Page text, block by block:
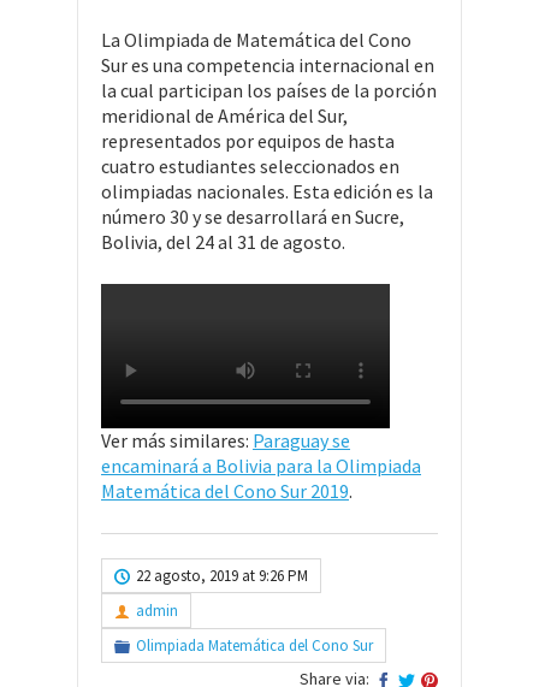
La Olimpiada de Matemática del Cono
Sur es una competencia internacional en
la cual participan los países de la porción
meridional de América del Sur,
representados por equipos de hasta
cuatro estudiantes seleccionados en
olimpiadas nacionales. Esta edición es la
número 30 y se desarrollará en Sucre,
Bolivia, del 24 al 31 de agosto.
Ver más similares: Paraguay se
encaminará a Bolivia para la Olimpiada
Matemática del Cono Sur 2019.
22 agosto, 2019 at 9:26 PM
admin
Olimpiada Matemática del Cono Sur
Share via: